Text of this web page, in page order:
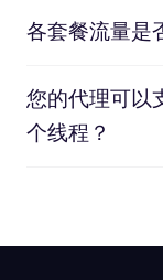
各套餐流量是
您的代理可以
个线程？